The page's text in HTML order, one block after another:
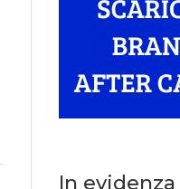
In evidenza